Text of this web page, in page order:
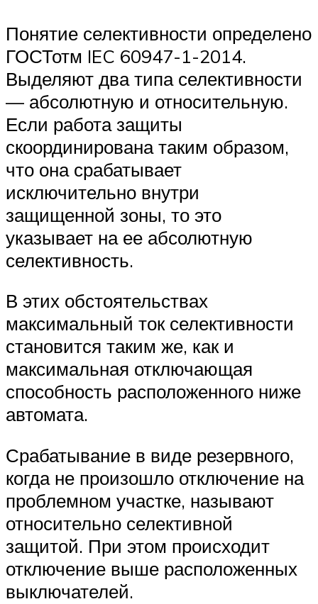
Понятие селективности определено
ГОСТотм IEC 60947-1-2014.
Выделяют два типа селективности
— абсолютную и относительную.
Если работа защиты
скоординирована таким образом,
что она срабатывает
исключительно внутри
защищенной зоны, то это
указывает на ее абсолютную
селективность.
В этих обстоятельствах
максимальный ток селективности
становится таким же, как и
максимальная отключающая
способность расположенного ниже
автомата.
Срабатывание в виде резервного,
когда не произошло отключение на
проблемном участке, называют
относительно селективной
защитой. При этом происходит
отключение выше расположенных
выключателей.